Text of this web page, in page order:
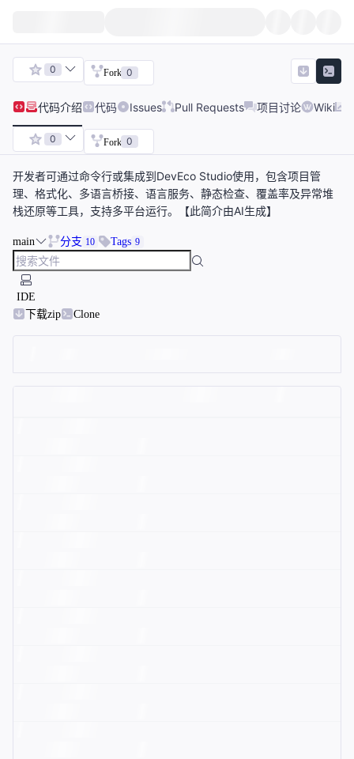
0 Fork 0
代码介绍 代码 Issues Pull Requests 项目讨论 Wiki
0 Fork 0
开发者可通过命令行或集成到DevEco Studio使用，包含项目管
理、格式化、多语言桥接、语言服务、静态检查、覆盖率及异常堆
栈还原等工具，支持多平台运行。【此简介由AI生成】
main 分支 10 Tags 9
IDE
下载zip
Clone